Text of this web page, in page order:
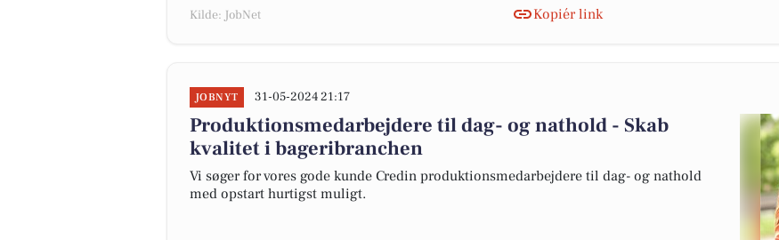
Kilde: JobNet Kopiér link
JOBNYT 31-05-2024 21:17
Produktionsmedarbejdere til dag- og nathold - Skab
kvalitet i bageribranchen
Vi søger for vores gode kunde Credin produktionsmedarbejdere til dag- og nathold
med opstart hurtigst muligt.